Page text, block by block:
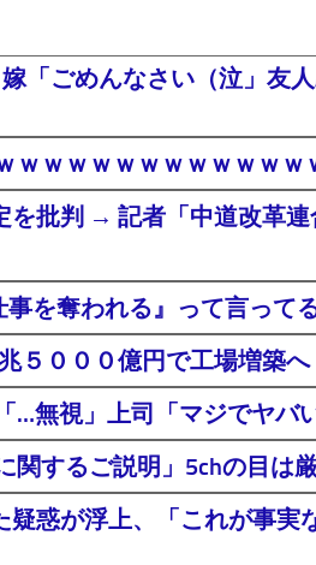
「ごめんなさい（泣」友
ｗｗｗｗｗｗｗｗｗｗｗ
を批判 → 記者「中道改
を奪われる』って言って
５０００億円で工場増築へ
…無視」上司「マジでヤ
関するご説明」5chの目は
惑が浮上、「これが事